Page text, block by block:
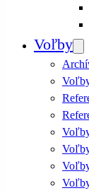
Voľby